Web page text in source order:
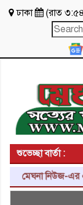
ঢাকা (রাত ৩:৫৪
শুভেচ্ছা বার্তা :
মেঘনা নিউজ-এর